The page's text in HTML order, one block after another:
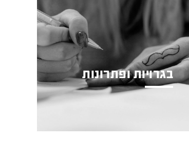
בגרויות ופתרונות